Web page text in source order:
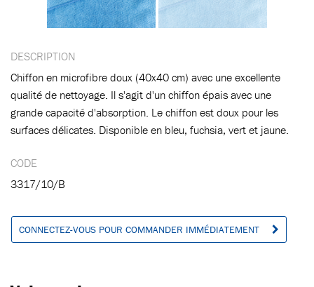
DESCRIPTION
Chiffon en microfibre doux (40x40 cm) avec une excellente
qualité de nettoyage. Il s'agit d'un chiffon épais avec une
grande capacité d'absorption. Le chiffon est doux pour les
surfaces délicates. Disponible en bleu, fuchsia, vert et jaune.
CODE
3317/10/B
CONNECTEZ-VOUS POUR COMMANDER IMMÉDIATEMENT
Ajouté au panier